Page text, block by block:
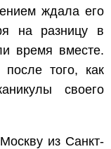
ждала его
на разницу в
время вместе.
того, как
своего
из Санкт-